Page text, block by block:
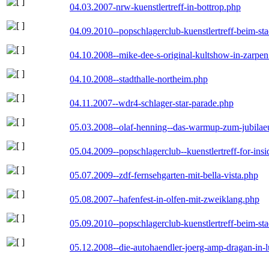
04.03.2007-nrw-kuenstlertreff-in-bottrop.php
04.09.2010--popschlagerclub-kuenstlertreff-beim-
04.10.2008--mike-dee-s-original-kultshow-in-
04.10.2008--stadthalle-northeim.php
04.11.2007--wdr4-schlager-star-parade.php
05.03.2008--olaf-henning--das-warmup-zum-
05.04.2009--popschlagerclub--kuenstlertreff-for-
05.07.2009--zdf-fernsehgarten-mit-bella-vista.php
05.08.2007--hafenfest-in-olfen-mit-zweiklang.php
05.09.2010--popschlagerclub-kuenstlertreff-beim-
05.12.2008--die-autohaendler-joerg-amp-dragan-in-